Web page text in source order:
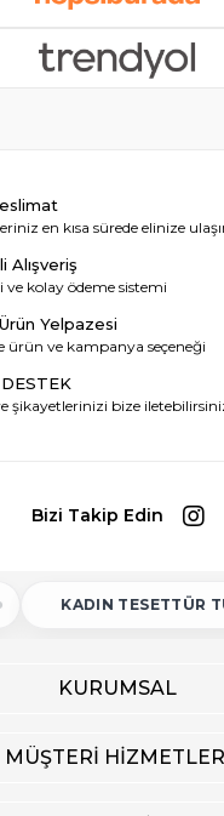
en kısa sürede elinize
Alışveriş
ve kolay ödeme sistemi
Yelpazesi
ürün ve kampanya seçeneği
şikayetlerinizi bize
Bizi Takip Edin
KADIN TESETTÜR TUNIK
KURUMSAL
MÜŞTERİ